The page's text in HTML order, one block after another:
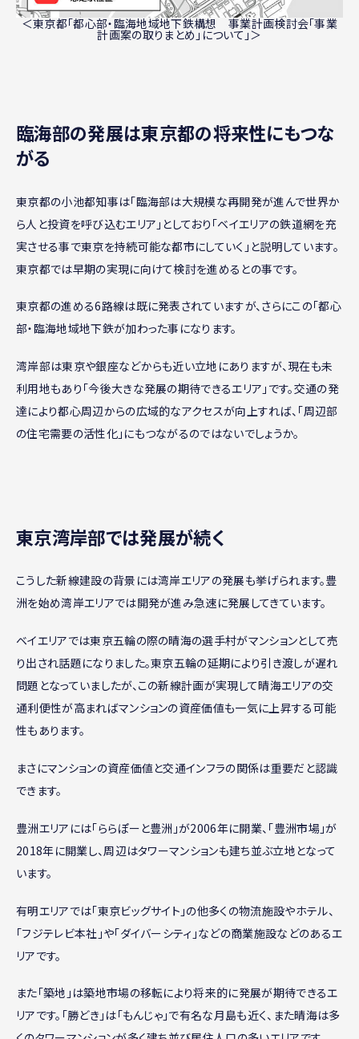
＜東京都「都心部・臨海地域地下鉄構想 事業計画検討会「事業
計画案の取りまとめ」について」＞
臨海部の発展は東京都の将来性にもつな
がる
東京都の小池都知事は「臨海部は大規模な再開発が進んで世界か
ら人と投資を呼び込むエリア」としており「ベイエリアの鉄道網を充
実させる事で東京を持続可能な都市にしていく」と説明しています。
東京都では早期の実現に向けて検討を進めるとの事です。
東京都の進める6路線は既に発表されていますが、さらにこの「都心
部・臨海地域地下鉄が加わった事になります。
湾岸部は東京や銀座などからも近い立地にありますが、現在も未
利用地もあり「今後大きな発展の期待できるエリア」です。交通の発
達により都心周辺からの広域的なアクセスが向上すれば、「周辺部
の住宅需要の活性化」にもつながるのではないでしょうか。
東京湾岸部では発展が続く
こうした新線建設の背景には湾岸エリアの発展も挙げられます。豊
洲を始め湾岸エリアでは開発が進み急速に発展してきています。
ベイエリアでは東京五輪の際の晴海の選手村がマンションとして売
り出され話題になりました。東京五輪の延期により引き渡しが遅れ
問題となっていましたが、この新線計画が実現して晴海エリアの交
通利便性が高まればマンションの資産価値も一気に上昇する可能
性もあります。
まさにマンションの資産価値と交通インフラの関係は重要だと認識
できます。
豊洲エリアには「ららぽーと豊洲」が2006年に開業、「豊洲市場」が
2018年に開業し、周辺はタワーマンションも建ち並ぶ立地となって
います。
有明エリアでは「東京ビッグサイト」の他多くの物流施設やホテル、
「フジテレビ本社」や「ダイバーシティ」などの商業施設などのあるエ
リアです。
また「築地」は築地市場の移転により将来的に発展が期待できるエ
リアです。「勝どき」は「もんじゃ」で有名な月島も近く、また晴海は多